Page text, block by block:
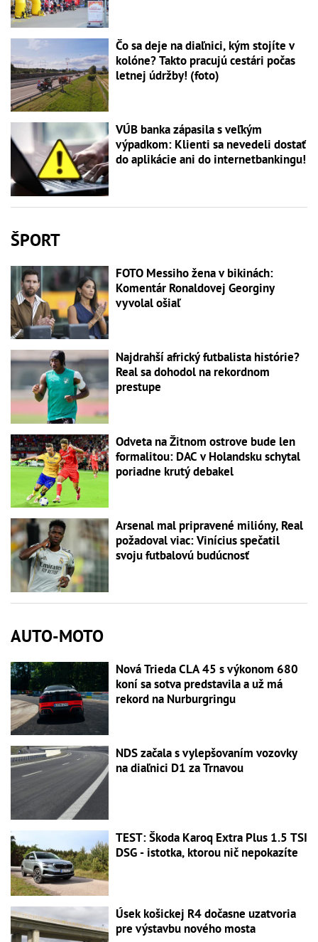
Čo sa deje na diaľnici, kým stojíte v
kolóne? Takto pracujú cestári počas
letnej údržby! (foto)
VÚB banka zápasila s veľkým
výpadkom: Klienti sa nevedeli dostať
do aplikácie ani do internetbankingu!
ŠPORT
FOTO Messiho žena v bikinách:
Komentár Ronaldovej Georginy
vyvolal ošiaľ
Najdrahší africký futbalista histórie?
Real sa dohodol na rekordnom
prestupe
Odveta na Žitnom ostrove bude len
formalitou: DAC v Holandsku schytal
poriadne krutý debakel
Arsenal mal pripravené milióny, Real
požadoval viac: Vinícius spečatil
svoju futbalovú budúcnosť
AUTO-MOTO
Nová Trieda CLA 45 s výkonom 680
koní sa sotva predstavila a už má
rekord na Nurburgringu
NDS začala s vylepšovaním vozovky
na diaľnici D1 za Trnavou
TEST: Škoda Karoq Extra Plus 1.5 TSI
DSG - istotka, ktorou nič nepokazíte
Úsek košickej R4 dočasne uzatvoria
pre výstavbu nového mosta